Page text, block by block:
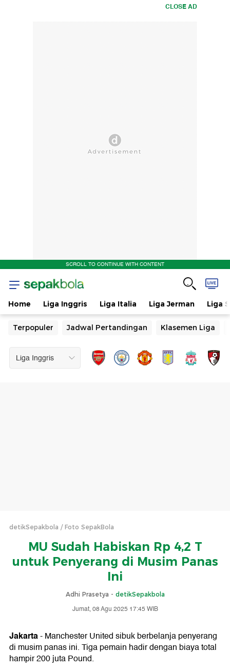
CLOSE AD
SCROLL TO CONTINUE WITH CONTENT
Home Liga Inggris Liga Italia Liga Jerman Liga
Terpopuler Jadwal Pertandingan Klasemen Liga
detikSepakbola Foto SepakBola
MU Sudah Habiskan Rp 4,2 T
untuk Penyerang di Musim Panas
Ini
Adhi Prasetya - detikSepakbola
Jumat, 08 Agu 2025 17:45 WIB
Jakarta- Manchester United sibuk berbelanja penyerang
di musim panas ini. Tiga pemain hadir dengan biaya total
hampir 200 juta Pound.